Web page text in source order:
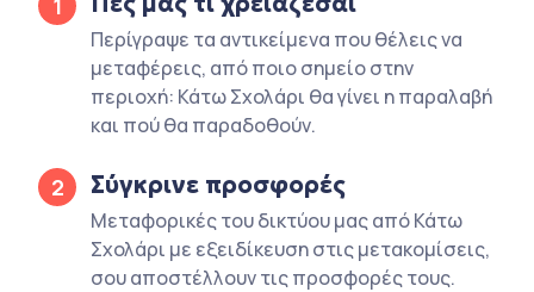
1
Περίγραψε τα αντικείμενα που θέλεις να
μεταφέρεις, από ποιο σημείο στην
περιοχή: Κάτω Σχολάρι θα γίνει η παραλαβή
και πού θα παραδοθούν.
2 Σύγκρινε προσφορές
Μεταφορικές του δικτύου μας από Κάτω
Σχολάρι με εξειδίκευση στις μετακομίσεις,
σου αποστέλλουν τις προσφορές τους.